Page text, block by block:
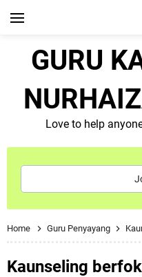
GURU
Love to help
Home Guru Penyayang
Kaunseling